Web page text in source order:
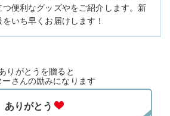
便利なグッズやをご紹介します。新
いち早くお届けします！
りがとうを贈ると
ーさんの励みになります